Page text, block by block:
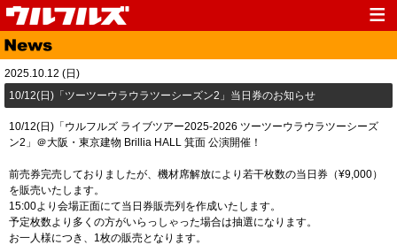
Top
Media Live
Contact
2025.10.12 (日)
10/12(日)「ツーツーウラウラツーシーズン2」当日券のお知らせ
10/12(日)「ウルフルズ ライブツアー2025-2026 ツーツーウラウラツーシーズ
ン2」＠大阪・東京建物 Brillia HALL 箕面 公演開催！
前売券完売しておりましたが、機材席解放により若干枚数の当日券（¥9,000）
を販売いたします。
15:00より会場正面にて当日券販売列を作成いたします。
予定枚数より多くの方がいらっしゃった場合は抽選になります。
お一人様につき、1枚の販売となります。